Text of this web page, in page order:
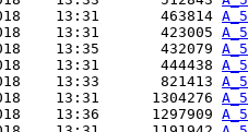
13:31       463814
13:31       423005
13:35       432079
13:31       444438
13:33       821413
13:31      1304276
13:36      1297909